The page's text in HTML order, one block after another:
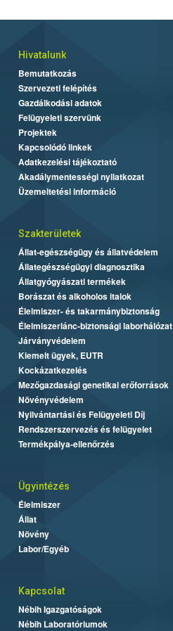
Hivatalunk
Bemutatkozás
Szervezeti felépítés
Gazdálkodási adatok
Felügyeleti szervünk
Projektek
Kapcsolódó linkek
Adatkezelési tájékoztató
Akadálymentességi nyilatkozat
Üzemeltetési információ
Szakterületek
Állat-egészségügy és állatvédelem
Állategészségügyi diagnosztika
Állatgyógyászati termékek
Borászat és alkoholos italok
Élelmiszer- és takarmánybiztonság
Élelmiszerlánc-biztonsági laborhálózat
Járványvédelem
Kiemelt ügyek, EUTR
Kockázatkezelés
Mezőgazdasági genetikai erőforrások
Növényvédelem
Nyilvántartási és Felügyeleti Díj
Rendszerszervezés és felügyelet
Termékpálya-ellenőrzés
Ügyintézés
Élelmiszer
Állat
Növény
Labor/Egyéb
Kapcsolat
Nébih Igazgatóságok
Nébih Laboratóriumok